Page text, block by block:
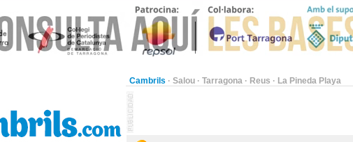
Cambrils · Salou · Tarragona · Reus · La Pineda Playa